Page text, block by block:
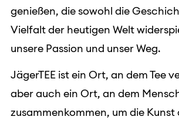
genießen, die sowohl die
Vielfalt der heutigen Welt
unsere Passion und unser Weg.
JägerTEE ist ein Ort, an dem Tee
aber auch ein Ort, an dem
zusammenkommen, um die Kunst